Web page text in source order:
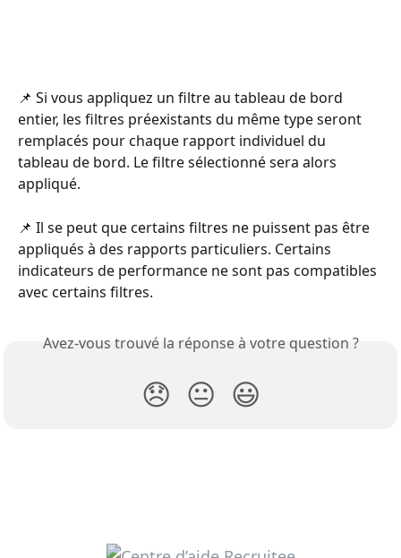
📌 Si vous appliquez un filtre au tableau de bord
entier, les filtres préexistants du même type seront
remplacés pour chaque rapport individuel du
tableau de bord. Le filtre sélectionné sera alors
appliqué.
📌 Il se peut que certains filtres ne puissent pas être
appliqués à des rapports particuliers. Certains
indicateurs de performance ne sont pas compatibles
avec certains filtres.
Avez-vous trouvé la réponse à votre question ?
😞 😐 😃